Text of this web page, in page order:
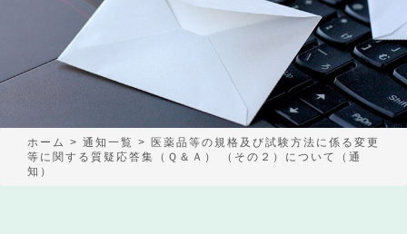
ホーム > 通知一覧 >
医薬品等の規格及び試験方法に係る変更
等に関する質疑応答集（Ｑ＆Ａ） （その２）について（通
知）